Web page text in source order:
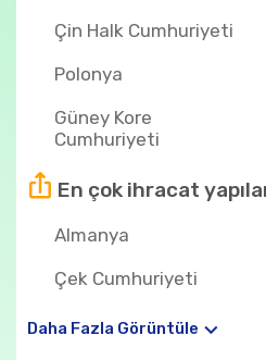
Çin Halk Cumhuriyeti
Polonya
Güney Kore
Cumhuriyeti
En çok ihracat
Almanya
Çek Cumhuriyeti
Macaristan
Daha Fazla Görüntüle